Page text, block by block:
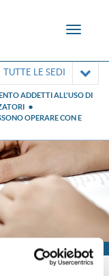
Toggle
TUTTE LE SEDI
ADDETTI ALL'USO DI
OPERARE CON E